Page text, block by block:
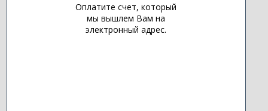
Оплатите счет, который
мы вышлем Вам на
электронный адрес.